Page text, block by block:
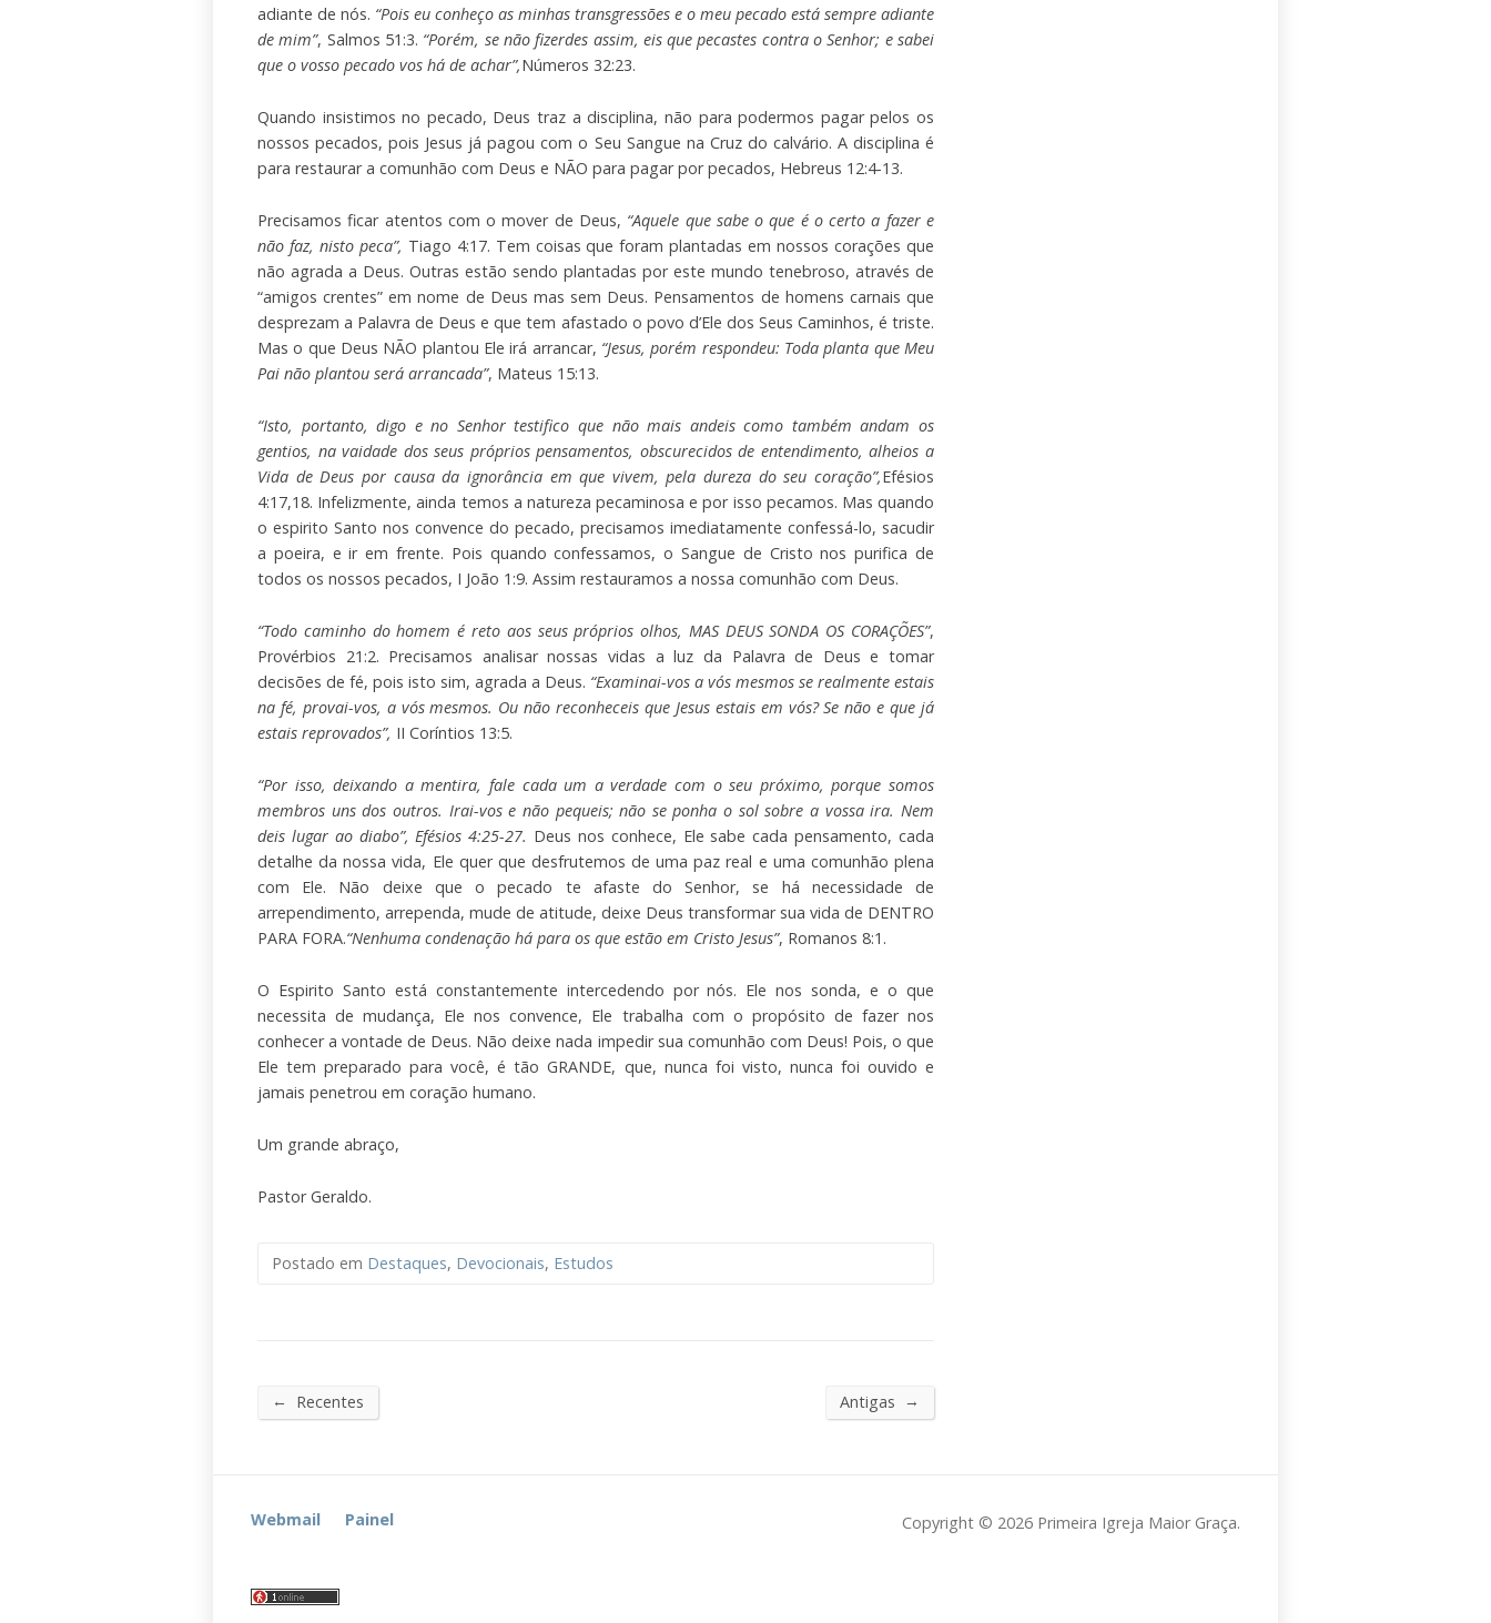
adiante de nós. “Pois eu conheço as minhas transgressões e o meu pecado está sempre adiante
de mim”, Salmos 51:3. “Porém, se não fizerdes assim, eis que pecastes contra o Senhor; e sabei
que o vosso pecado vos há de achar”,Números 32:23.
Quando insistimos no pecado, Deus traz a disciplina, não para podermos pagar pelos os
nossos pecados, pois Jesus já pagou com o Seu Sangue na Cruz do calvário. A disciplina é
para restaurar a comunhão com Deus e NÃO para pagar por pecados, Hebreus 12:4-13.
Precisamos ficar atentos com o mover de Deus, “Aquele que sabe o que é o certo a fazer e
não faz, nisto peca”, Tiago 4:17. Tem coisas que foram plantadas em nossos corações que
não agrada a Deus. Outras estão sendo plantadas por este mundo tenebroso, através de
“amigos crentes” em nome de Deus mas sem Deus. Pensamentos de homens carnais que
desprezam a Palavra de Deus e que tem afastado o povo d’Ele dos Seus Caminhos, é triste.
Mas o que Deus NÃO plantou Ele irá arrancar, “Jesus, porém respondeu: Toda planta que Meu
Pai não plantou será arrancada”, Mateus 15:13.
“Isto, portanto, digo e no Senhor testifico que não mais andeis como também andam os
gentios, na vaidade dos seus próprios pensamentos, obscurecidos de entendimento, alheios a
Vida de Deus por causa da ignorância em que vivem, pela dureza do seu coração”,Efésios
4:17,18. Infelizmente, ainda temos a natureza pecaminosa e por isso pecamos. Mas quando
o espirito Santo nos convence do pecado, precisamos imediatamente confessá-lo, sacudir
a poeira, e ir em frente. Pois quando confessamos, o Sangue de Cristo nos purifica de
todos os nossos pecados, I João 1:9. Assim restauramos a nossa comunhão com Deus.
“Todo caminho do homem é reto aos seus próprios olhos, MAS DEUS SONDA OS CORAÇÕES”,
Provérbios 21:2. Precisamos analisar nossas vidas a luz da Palavra de Deus e tomar
decisões de fé, pois isto sim, agrada a Deus. “Examinai-vos a vós mesmos se realmente estais
na fé, provai-vos, a vós mesmos. Ou não reconheceis que Jesus estais em vós? Se não e que já
estais reprovados”, II Coríntios 13:5.
“Por isso, deixando a mentira, fale cada um a verdade com o seu próximo, porque somos
membros uns dos outros. Irai-vos e não pequeis; não se ponha o sol sobre a vossa ira. Nem
deis lugar ao diabo”, Efésios 4:25-27. Deus nos conhece, Ele sabe cada pensamento, cada
detalhe da nossa vida, Ele quer que desfrutemos de uma paz real e uma comunhão plena
com Ele. Não deixe que o pecado te afaste do Senhor, se há necessidade de
arrependimento, arrependa, mude de atitude, deixe Deus transformar sua vida de DENTRO
PARA FORA.“Nenhuma condenação há para os que estão em Cristo Jesus”, Romanos 8:1.
O Espirito Santo está constantemente intercedendo por nós. Ele nos sonda, e o que
necessita de mudança, Ele nos convence, Ele trabalha com o propósito de fazer nos
conhecer a vontade de Deus. Não deixe nada impedir sua comunhão com Deus! Pois, o que
Ele tem preparado para você, é tão GRANDE, que, nunca foi visto, nunca foi ouvido e
jamais penetrou em coração humano.
Um grande abraço,
Pastor Geraldo.
Postado em Destaques, Devocionais, Estudos
← Recentes Antigas →
Webmail Painel Copyright © 2026 Primeira Igreja Maior Graça.